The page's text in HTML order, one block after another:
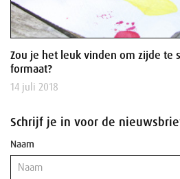
Zou je het leuk vinden om zijde te
formaat?
14 juli 2018
Schrijf je in voor de
Naam